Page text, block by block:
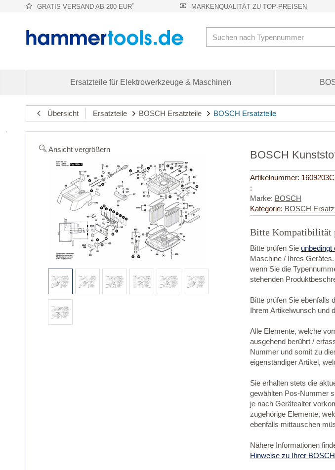
GRATIS VERSAND AB 200 EUR* MARKENQUALITÄT ZU TOP-PREISEN
Ersatzteile für Elektrowerkzeuge & Maschinen
Übersicht Ersatzteile BOSCH Ersatzteile BOSCH Ersatzteile
Ansicht vergrößern BOSCH
Artikelnummer:
:
Marke: BOSCH
Kategorie: BOSCH
Bitte Kompatibilität
Bitte prüfen Sie unbedingt
Maschine / Ihres
wenn Sie die
stehenden
Bitte prüfen Sie ebenfalls
Ihrem Artikelwunsch und
Alle Elemente, welche
ausgehend berührt /
Nummer und somit zu
eigenständiger Artikel,
Sie erhalten stets die
gewählten Pos-Nummer
je nach Gerätealter
zugehörige Elemente,
ebenfalls mittauschen
Nähere Informationen
Hinweise zu Ihrer